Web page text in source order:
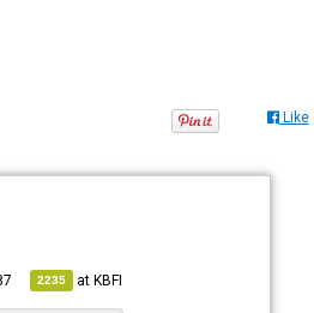
Like
2235 atKBFI